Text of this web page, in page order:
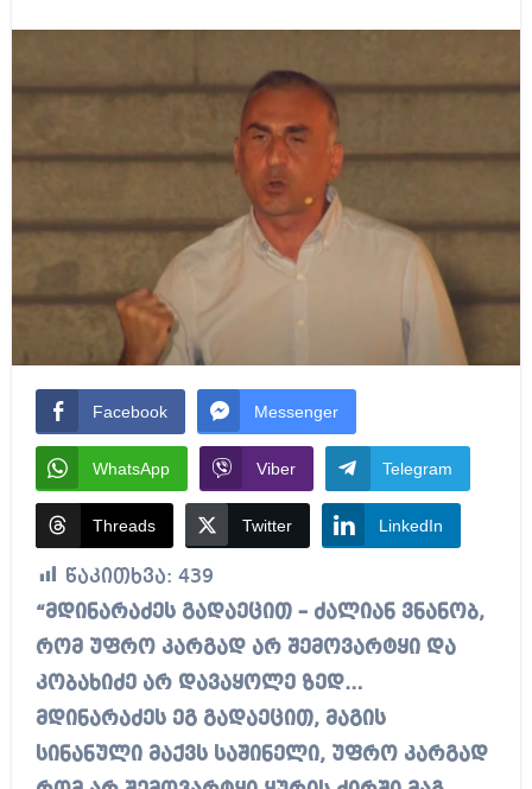
Facebook Messenger
WhatsApp Viber Telegram
Threads Twitter LinkedIn
წაკითხვა: 439
“მდინარაძეს გადაეცით – ძალიან ვნანობ,
რომ უფრო კარგად არ შემოვარტყი და
კობახიძე არ დავაყოლე ზედ…
მდინარაძეს ეგ გადაეცით, მაგის
სინანული მაქვს საშინელი, უფრო კარგად